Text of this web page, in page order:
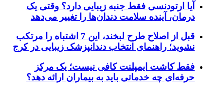
آیا ارتودنسی فقط جنبه زیبایی دارد؟ وقتی یک
درمان، آینده سلامت دندان‌ها را تغییر می‌دهد
قبل از اصلاح طرح لبخند، این 7 اشتباه را مرتکب
نشوید؛ راهنمای انتخاب دندانپزشک زیبایی در کرج
فقط کاشت ایمپلنت کافی نیست؛ یک مرکز
حرفه‌ای چه خدماتی باید به بیماران ارائه دهد؟